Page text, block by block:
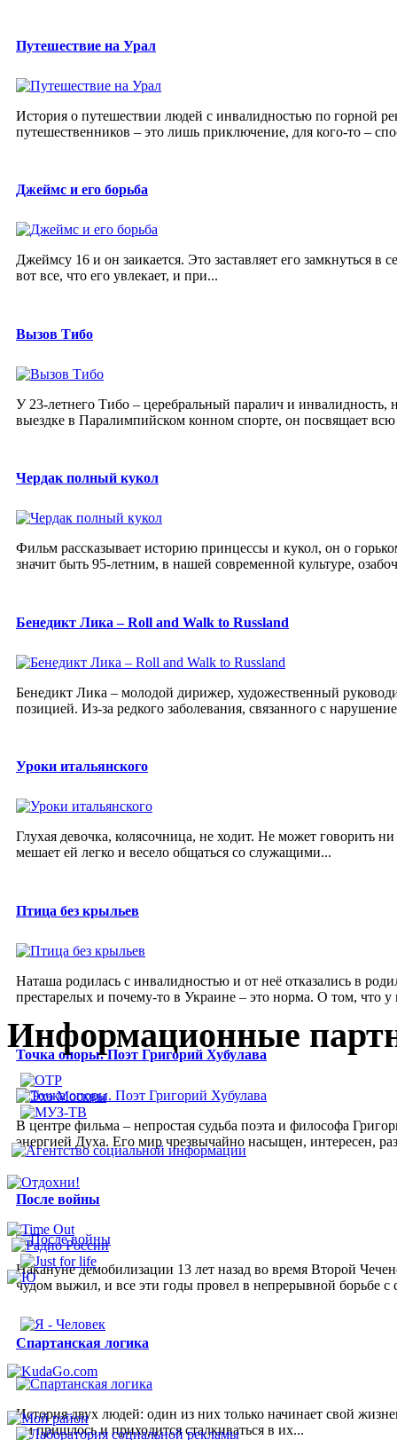
Путешествие на Урал
История о путешествии людей с инвалидностью по горной
путешественников – это лишь приключение, для кого-то –
Джеймс и его борьба
Джеймсу 16 и он заикается. Это заставляет его замкнуться
вот все, что его увлекает, и при...
Вызов Тибо
У 23-летнего Тибо – церебральный паралич и
выездке в Паралимпийском конном спорте, он посвящает
Чердак полный кукол
Фильм рассказывает историю принцессы и кукол, он о
значит быть 95-летним, в нашей современной культуре,
Бенедикт Лика – Roll and Walk to Russland
Бенедикт Лика – молодой дирижер, художественный
позицией. Из-за редкого заболевания, связанного с
Уроки итальянского
Глухая девочка, колясочница, не ходит. Не может говорить
мешает ей легко и весело общаться со служащими...
Птица без крыльев
Наташа родилась с инвалидностью и от неё отказались в
престарелых и почему-то в Украине – это норма. О том, что у
Точка опоры. Поэт Григорий Хубулава
В центре фильма – непростая судьба поэта и философа
энергией Духа. Его мир чрезвычайно насыщен, интересен,
После войны
Накануне демобилизации 13 лет назад во время Второй
чудом выжил, и все эти годы провел в непрерывной борьбе с
Спартанская логика
История двух людей: один из них только начинает свой
им пришлось и приходится сталкиваться в их...
Информационные